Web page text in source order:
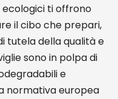
ti offrono
il cibo che prepari,
tutela della qualità e
sono in polpa di
e
normativa europea